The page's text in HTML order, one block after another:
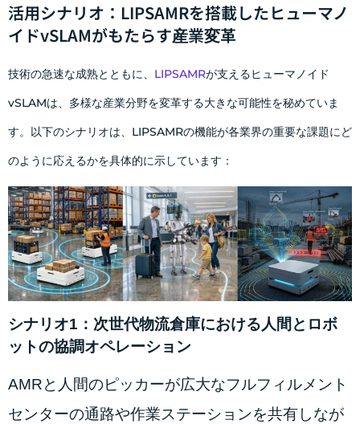
活用シナリオ：LIPSAMRを搭載したヒューマノ
イドvSLAMがもたらす産業変革
技術の急速な成熟とともに、 LIPSAMRが支えるヒューマノイド
vSLAMは、多様な産業分野を変革する大きな可能性を秘めていま
す。以下のシナリオは、LIPSAMRの機能が各業界の重要な課題にど
のように応えるかを具体的に示しています：
シナリオ1：次世代物流倉庫における人間とロボ
ットの協調オペレーション
AMRと人間のピッカーが広大なフルフィルメント
センターの通路や作業ステーションを共有しなが